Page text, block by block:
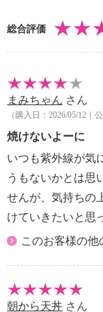
＜配合／無配合表
合成香料不使用、
用
総合評価
まみちゃん さん
（購入日：2026/05/12｜
焼けないよーに
いつも紫外線が気
うもないかとは思
せんが、気持ちの
けていきたいと思
このお客様の他
朝から天丼 さん